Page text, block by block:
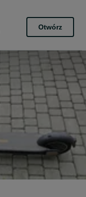
Otwórz